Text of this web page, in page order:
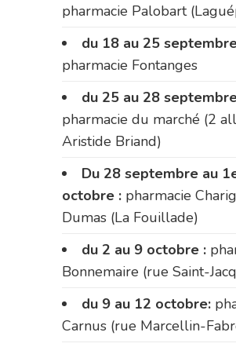
pharmacie Palobart
du 18 au 25
pharmacie Fontanges
du 25 au 28
pharmacie du marché (2
Aristide Briand)
Du 28 septembre au
octobre : pharmacie
Dumas (La Fouillade)
du 2 au 9 octobre :
Bonnemaire (rue Saint-
du 9 au 12 octobre:
Carnus (rue Marcellin-